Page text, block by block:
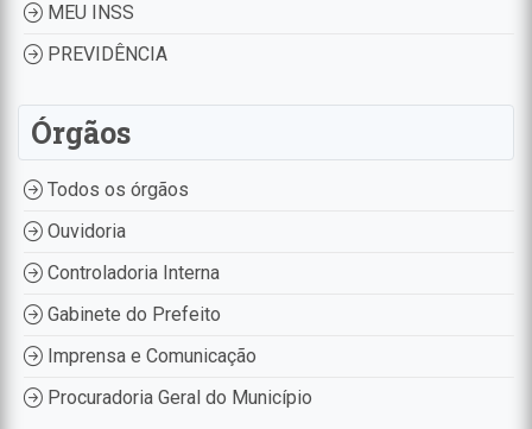
MEU INSS
PREVIDÊNCIA
Órgãos
Todos os órgãos
Ouvidoria
Controladoria Interna
Gabinete do Prefeito
Imprensa e Comunicação
Procuradoria Geral do Município